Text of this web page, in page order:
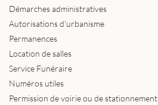
Démarches administratives
Autorisations d'urbanisme
Permanences
Location de salles
Service Funéraire
Numéros utiles
Permission de voirie ou de stationnement